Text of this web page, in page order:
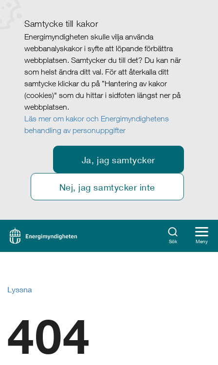
Samtycke till kakor
Energimyndigheten skulle vilja använda
webbanalyskakor i syfte att löpande förbättra
webbplatsen. Samtycker du till det? Du kan när
som helst ändra ditt val. För att återkalla ditt
samtycke klickar du på ”Hantering av kakor
(cookies)" som du hittar i sidfoten längst ner på
webbplatsen.
Läs mer om kakor och Energimyndighetens
behandling av personuppgifter
Ja, jag samtycker
Nej, jag samtycker inte
Sök Meny
Lyssna
404